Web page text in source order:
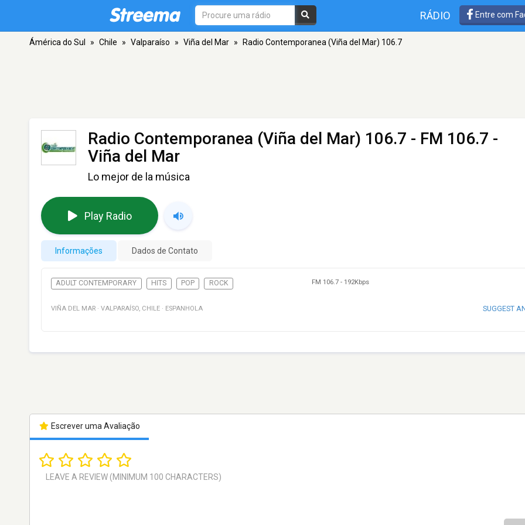
RÁDIO Entre com
Ámérica do Sul » Chile » Valparaíso » Viña del Mar » Radio Contemporanea (Viña del Mar) 106.7
Radio Contemporanea (Viña del Mar) 106.7 - FM 106.7 -
Viña del Mar
Lo mejor de la música
Play Radio
Informações Dados de Contato
ADULT CONTEMPORARY HITS POP ROCK FM 106.7 - 192Kbps
VIÑA DEL MAR · VALPARAÍSO, CHILE · ESPANHOLA SUGGEST
Escrever uma Avaliação